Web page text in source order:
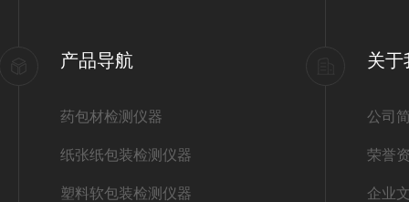
产品导航
药包材检测仪器
纸张纸包装检测仪器
塑料软包装检测仪器
关于
公司
荣誉
企业